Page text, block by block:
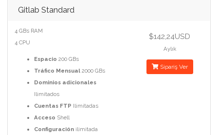
Gitlab Standard
4 GBs RAM
4 CPU
Espacio 200 GBs
Tráfico Mensual 2000 GBs
Dominios adicionales
Ilimitados
Cuentas FTP Ilimitadas
Acceso Shell
Configuración ilimitada
$142,24USD
Aylık
Sipariş Ver